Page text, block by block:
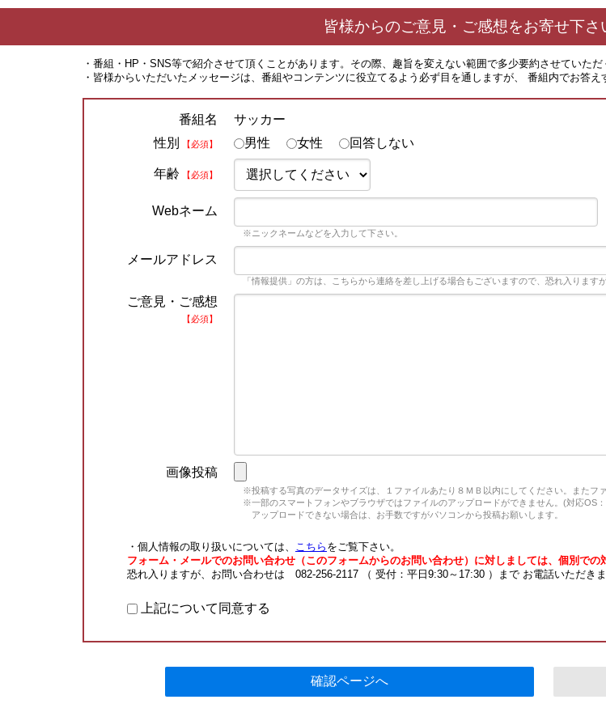
皆様からのご意見・ご感想をお寄せ下
・番組・HP・SNS等で紹介させて頂くことがあります。その際、趣旨を変えない範囲で多少要約させていただ
・皆様からいただいたメッセージは、番組やコンテンツに役立てるよう必ず目を通しますが、 番組内でお答
番組名
サッカー
性別
【必須】 男性 女性 回答しない
年齢 【必須】
Webネーム
※ニックネームなどを入力して下さい。
メールアドレス
「情報提供」の方は、こちらから連絡を差し上げる場合もございますので、恐れ入りま
ご意見・ご感想
【必須】
画像投稿
※投稿する写真のデータサイズは、１ファイルあたり８ＭＢ以内にしてください。またフ
※一部のスマートフォンやブラウザではファイルのアップロードができません。(対応OS
アップロードできない場合は、お手数ですがパソコンから投稿お願いします。
・個人情報の取り扱いについては、 こちら をご覧下さい。
フォーム・メールでのお問い合わせ（このフォームからのお問い合わせ）に対しましては、個別での
恐れ入りますが、お問い合わせは 082-256-2117 （ 受付：平日9:30～17:30 ）まで お電話いただきま
上記について同意する
確認ページへ